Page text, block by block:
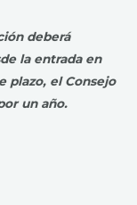
deberá
la entrada en
plazo, el Consejo
un año.